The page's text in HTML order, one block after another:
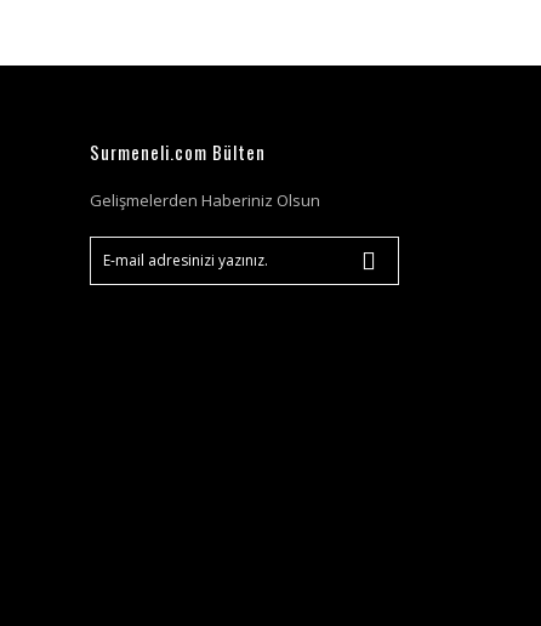
Surmeneli.com Bülten
Gelişmelerden Haberiniz Olsun